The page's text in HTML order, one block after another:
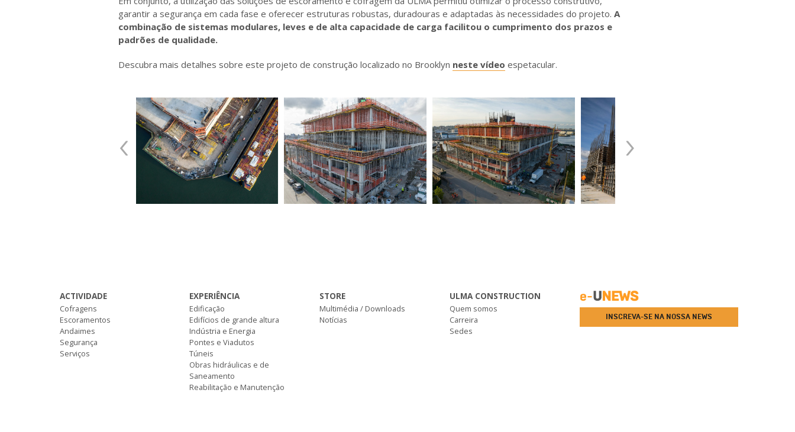
garantir a segurança em cada fase e oferecer estruturas robustas, duradouras e adaptadas às necessidades do projeto. A
combinação de sistemas modulares, leves e de alta capacidade de carga facilitou o cumprimento dos prazos e
padrões de qualidade.
Descubra mais detalhes sobre este projeto de construção localizado no Brooklyn neste vídeo espetacular.
‹ ›
ACTIVIDADE
Cofragens
Escoramentos
Andaimes
Segurança
Serviços
EXPERIÊNCIA
Edificação
Edifícios de grande altura
Indústria e Energia
Pontes e Viadutos
Túneis
Obras hidráulicas e de
Saneamento
Reabilitação e Manutenção
STORE
Multimédia / Downloads
Notícias
ULMA CONSTRUCTION
Quem somos
Carreira
Sedes
INSCREVA-SE NA NOSSA NEWS